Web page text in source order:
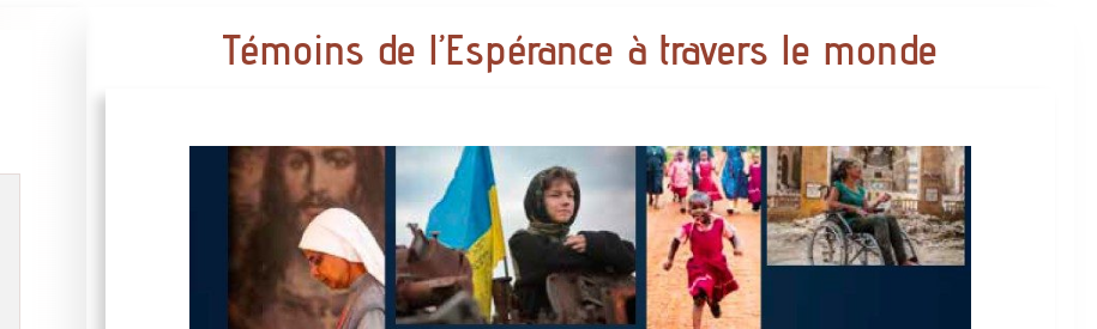
Témoins de l’Espérance à travers le monde